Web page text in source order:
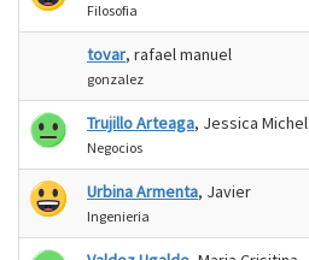
Filosofia
tovar, rafael manuel
gonzalez
Trujillo Arteaga, Jessica Michel
Negocios
Urbina Armenta, Javier
Ingenieria